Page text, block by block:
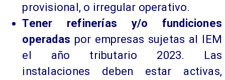
provisional, o irregular operativo.
Tener refinerías y/o fundiciones
operadas por empresas sujetas al IEM
el año tributario 2023. Las
instalaciones deben estar activas,